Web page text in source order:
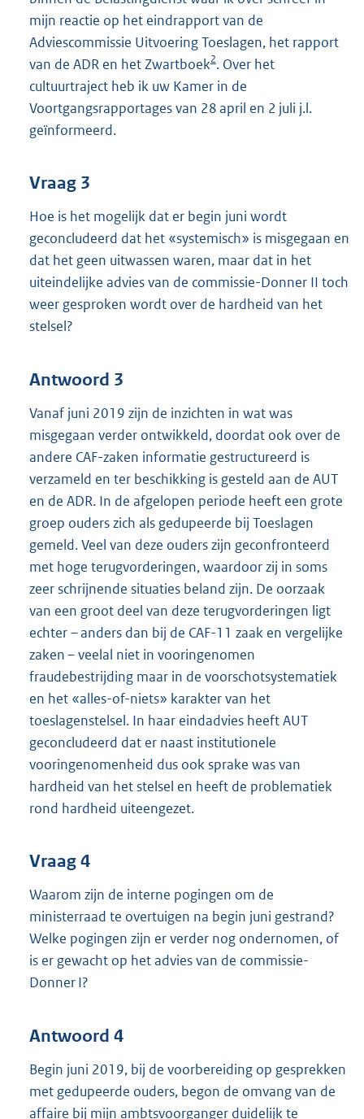
mijn reactie op het eindrapport van de
Adviescommissie Uitvoering Toeslagen, het rapport
van de ADR en het Zwartboek2. Over het
cultuurtraject heb ik uw Kamer in de
Voortgangsrapportages van 28 april en 2 juli j.l.
geïnformeerd.
Vraag 3
Hoe is het mogelijk dat er begin juni wordt
geconcludeerd dat het «systemisch» is misgegaan en
dat het geen uitwassen waren, maar dat in het
uiteindelijke advies van de commissie-Donner II toch
weer gesproken wordt over de hardheid van het
stelsel?
Antwoord 3
Vanaf juni 2019 zijn de inzichten in wat was
misgegaan verder ontwikkeld, doordat ook over de
andere CAF-zaken informatie gestructureerd is
verzameld en ter beschikking is gesteld aan de AUT
en de ADR. In de afgelopen periode heeft een grote
groep ouders zich als gedupeerde bij Toeslagen
gemeld. Veel van deze ouders zijn geconfronteerd
met hoge terugvorderingen, waardoor zij in soms
zeer schrijnende situaties beland zijn. De oorzaak
van een groot deel van deze terugvorderingen ligt
echter – anders dan bij de CAF-11 zaak en vergelijke
zaken – veelal niet in vooringenomen
fraudebestrijding maar in de voorschotsystematiek
en het «alles-of-niets» karakter van het
toeslagenstelsel. In haar eindadvies heeft AUT
geconcludeerd dat er naast institutionele
vooringenomenheid dus ook sprake was van
hardheid van het stelsel en heeft de problematiek
rond hardheid uiteengezet.
Vraag 4
Waarom zijn de interne pogingen om de
ministerraad te overtuigen na begin juni gestrand?
Welke pogingen zijn er verder nog ondernomen, of
is er gewacht op het advies van de commissie-
Donner I?
Antwoord 4
Begin juni 2019, bij de voorbereiding op gesprekken
met gedupeerde ouders, begon de omvang van de
affaire bij mijn ambtsvoorganger duidelijk te